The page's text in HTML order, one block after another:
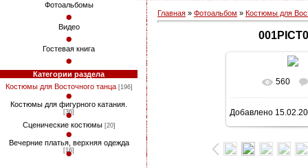
Фотоальбомы
Видео
Гостевая книга
Категории раздела
Костюмы для Восточного танца [196]
Костюмы для фигурного катания.
[36]
Сценические костюмы [20]
Вечерние платья, верхняя одежда
[16]
Главная » Фотоальбом » Костюмы для
В
960x1280/
560
Добавлено